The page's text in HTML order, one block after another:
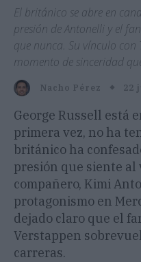
El británico se abre en
presión de Antonelli y el
que nunca. Su vínculo
momento de sinceridad
Nacho Pérez 22
George Russell está
primera vez, no ha
británico ha
presión que siente al
compañero, Kimi
protagonismo en
dejado claro que el
Verstappen
carreras.